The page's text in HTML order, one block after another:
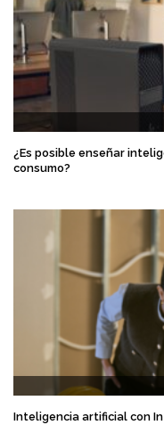
¿Es posible enseñar
consumo?
Inteligencia artificial con